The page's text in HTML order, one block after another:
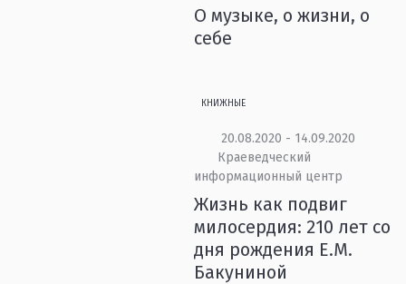
О музыке, о жизни, о
себе
КНИЖНЫЕ
20.08.2020 - 14.09.2020
Краеведческий
информационный центр
Жизнь как подвиг
милосердия: 210 лет со
дня рождения Е.М.
Бакуниной